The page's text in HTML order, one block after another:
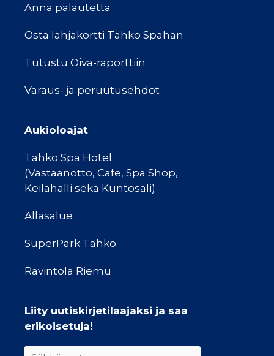
Anna palautetta
Osta lahjakortti Tahko Spahan
Tutustu Oiva-raporttiin
Varaus- ja peruutusehdot
Aukioloajat
Tahko Spa Hotel
(Vastaanotto, Cafe, Spa Shop,
Keilahalli sekä Kuntosali)
Allasalue
SuperPark Tahko
Ravintola Riemu
Liity uutiskirjetilaajaksi ja saa
erikoisetuja!